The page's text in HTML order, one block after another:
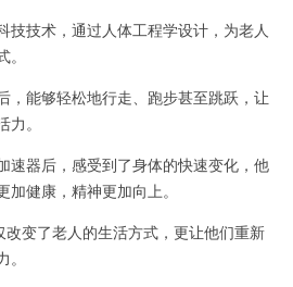
技术，通过人体工程学设计，为老人
能够轻松地行走、跑步甚至跳跃，让
。
器后，感受到了身体的快速变化，他
健康，精神更加向上。
变了老人的生活方式，更让他们重新